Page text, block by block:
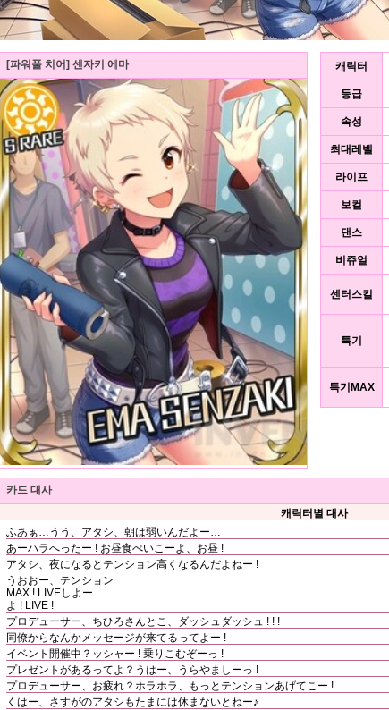
[파워풀 치어] 센자키 에마 캐릭터
등급
속성
최대레벨
라이프
보컬
댄스
비쥬얼
센터스킬
특기
특기MAX
카드 대사
캐릭터별 대사
ふあぁ…うう、アタシ、朝は弱いんだよー…
あーハラへったー ! お昼食べいこーよ、お昼 !
アタシ、夜になるとテンション高くなるんだよねー !
うおおー、テンション
MAX ! LIVEしよー
よ ! LIVE !
プロデューサー、ちひろさんとこ、ダッシュダッシュ ! ! !
同僚からなんかメッセージが来てるってよー !
イベント開催中？ッシャー ! 乗りこむぞーっ !
プレゼントがあるってよ？うはー、うらやましーっ !
プロデューサー、お疲れ？ホラホラ、もっとテンションあげてこー !
くはー、さすがのアタシもたまには休まないとねー♪